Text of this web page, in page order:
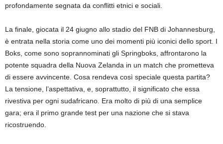
profondamente segnata da conflitti etnici e sociali.
La finale, giocata il 24 giugno allo stadio del FNB di Johannesburg,
è entrata nella storia come uno dei momenti più iconici dello sport. I
Boks, come sono soprannominati gli Springboks, affrontarono la
potente squadra della Nuova Zelanda in un match che prometteva
di essere avvincente. Cosa rendeva così speciale questa partita?
La tensione, l’aspettativa, e, soprattutto, il significato che essa
rivestiva per ogni sudafricano. Era molto di più di una semplice
gara; era il primo grande test per una nazione che si stava
ricostruendo.